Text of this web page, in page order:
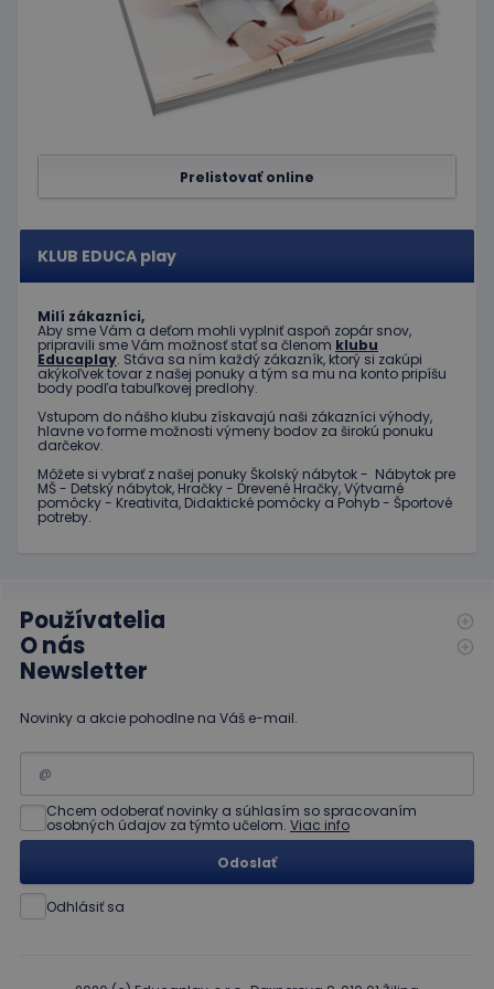
Prelistovať online
KLUB EDUCA play
Milí zákazníci,
Aby sme Vám a deťom mohli vyplniť aspoň zopár snov,
pripravili sme Vám možnosť stať sa členom klubu
Educaplay. Stáva sa ním každý zákazník, ktorý si zakúpi
akýkoľvek tovar z našej ponuky a tým sa mu na konto pripíšu
body podľa tabuľkovej predlohy.
Vstupom do nášho klubu získavajú naši zákazníci výhody,
hlavne vo forme možnosti výmeny bodov za širokú ponuku
darčekov.
Môžete si vybrať z našej ponuky Školský nábytok - Nábytok pre
MŠ - Detský nábytok, Hračky - Drevené Hračky, Výtvarné
pomôcky - Kreativita, Didaktické pomôcky a Pohyb - Športové
potreby.
Používatelia
O nás
Newsletter
Novinky a akcie pohodlne na Váš e-mail.
Chcem odoberať novinky a súhlasím so spracovaním
osobných údajov za týmto učelom. Viac info
Odoslať
Odhlásiť sa
aby
Cookie-
PHPSESSID
www.educaplay.sk
relácií
daný
dobrým